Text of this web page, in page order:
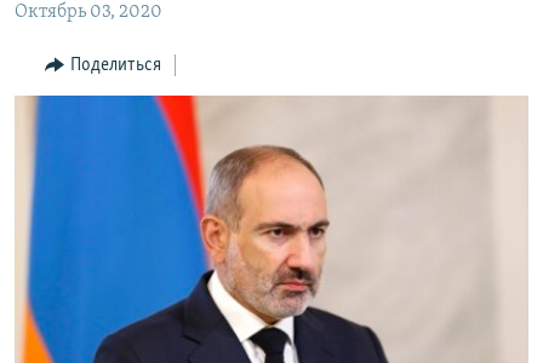
навигации
Перейти
ЭКОНОМИКА
РЕГИОН
НАГОРНЫЙ КАРАБАХ
СПОРТ
АРХИВ
Հայերեն
English
Октябрь 03, 2020
Поделиться